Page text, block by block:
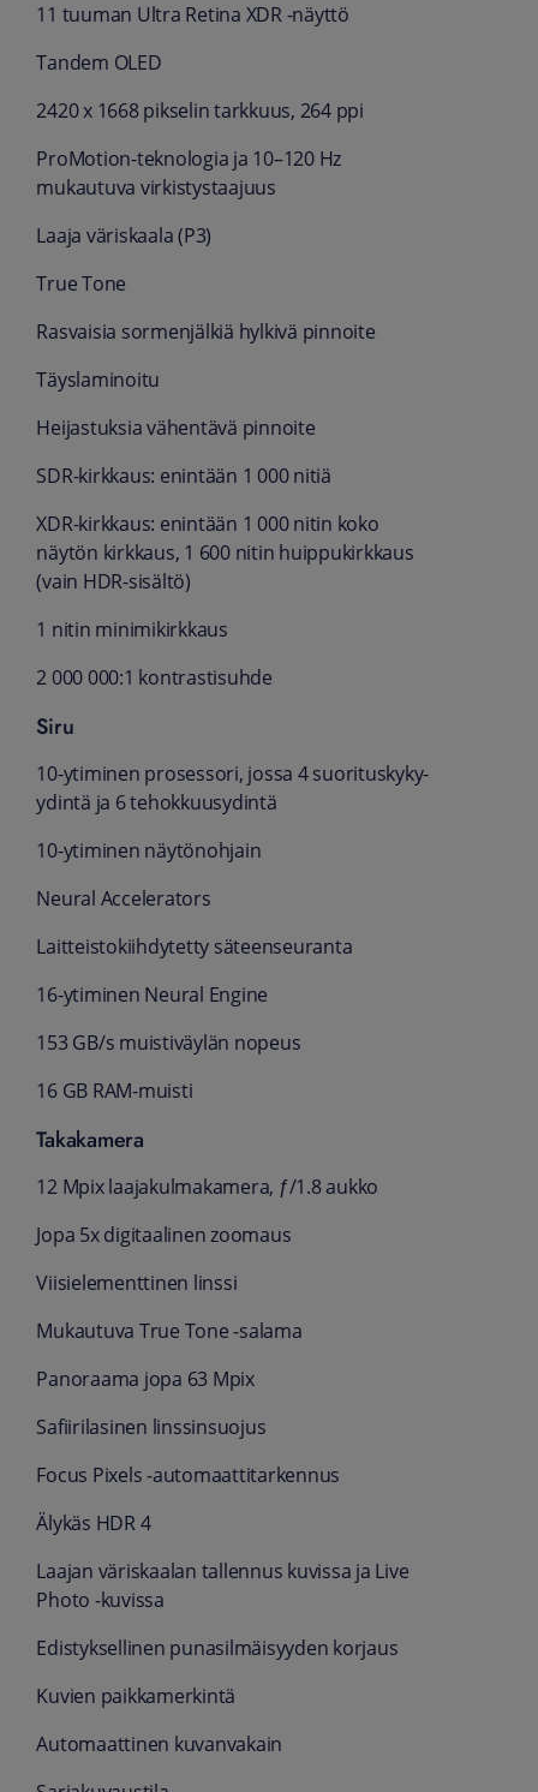
11 tuuman Ultra Retina XDR -näyttö
Tandem OLED
2420 x 1668 pikselin tarkkuus, 264 ppi
ProMotion-teknologia ja 10–120 Hz
mukautuva virkistys­taajuus
Laaja väri­skaala (P3)
True Tone
Rasvaisia sormen­jälkiä hylkivä pinnoite
Täys­laminoitu
Heijastuksia vähentävä pinnoite
SDR-kirkkaus: enintään 1 000 nitiä
XDR-kirkkaus: enintään 1 000 nitin koko
näytön kirkkaus, 1 600 nitin huippu­kirkkaus
(vain HDR-sisältö)
1 nitin minimikirkkaus
2 000 000:1 kontrasti­suhde
Siru
10-ytiminen prosessori, jossa 4 suoritus­kyky-
ydintä ja 6 tehokkuus­ydintä
10-ytiminen näytön­ohjain
Neural Accelerators
Laitteisto­kiihdytetty säteen­seuranta
16-ytiminen Neural Engine
153 GB/s muisti­väylän nopeus
16 GB RAM-muisti
Takakamera
12 Mpix laaja­kulma­kamera, ƒ/1.8 aukko
Jopa 5x digi­taalinen zoomaus
Viisi­elementtinen linssi
Mukautuva True Tone ‑salama
Panoraama jopa 63 Mpix
Safiiri­­lasinen linssin­suojus
Focus Pixels ‑automaatti­tarkennus
Älykäs HDR 4
­Laajan väri­skaalan tallennus kuvissa ja Live
Photo ‑kuvissa
Edistyksellinen puna­silmäi­syyden korjaus
Kuvien paikka­merkintä
Automaattinen kuvan­vakain